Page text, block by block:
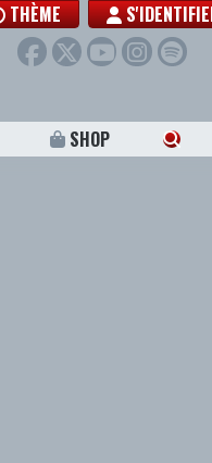
THÈME
SHOP